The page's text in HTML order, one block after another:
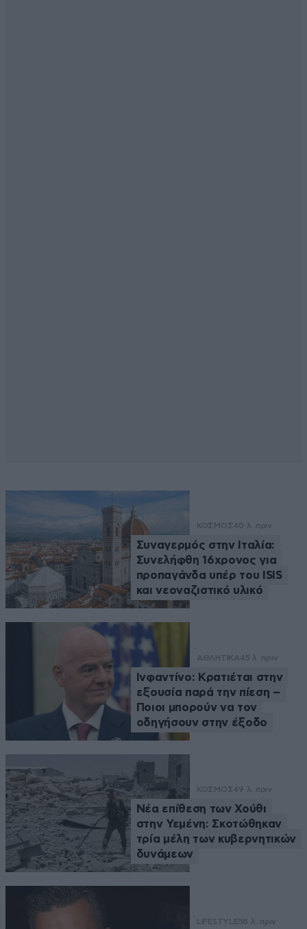
ΚΟΣΜΟΣ40 λ. πριν
Συναγερμός στην Ιταλία:
Συνελήφθη 16χρονος για
προπαγάνδα υπέρ του ISIS
και νεοναζιστικό υλικό
ΑΘΛΗΤΙΚΑ45 λ. πριν
Ινφαντίνο: Κρατιέται στην
εξουσία παρά την πίεση –
Ποιοι μπορούν να τον
οδηγήσουν στην έξοδο
ΚΟΣΜΟΣ49 λ. πριν
Νέα επίθεση των Χούθι
στην Υεμένη: Σκοτώθηκαν
τρία μέλη των κυβερνητικών
δυνάμεων
LIFESTYLE58 λ. πριν